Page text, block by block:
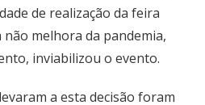
de realização da feira
não melhora da pandemia,
inviabilizou o evento.
a esta decisão foram